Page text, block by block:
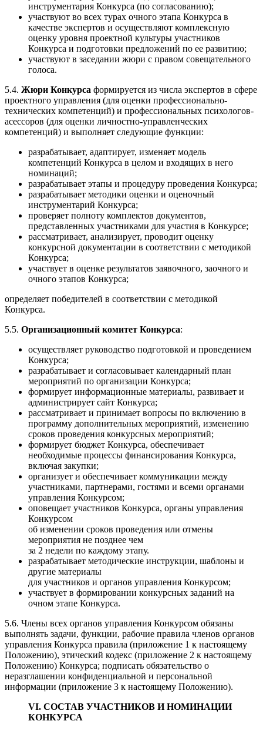
инструментария Конкурса (по согласованию);
участвуют во всех турах очного этапа Конкурса в
качестве экспертов и осуществляют комплексную
оценку уровня проектной культуры участников
Конкурса и подготовки предложений по ее развитию;
участвуют в заседании жюри с правом совещательного
голоса.
5.4. Жюри Конкурса формируется из числа экспертов в сфере
проектного управления (для оценки профессионально-
технических компетенций) и профессиональных психологов-
асессоров (для оценки личностно-управленческих
компетенций) и выполняет следующие функции:
разрабатывает, адаптирует, изменяет модель
компетенций Конкурса в целом и входящих в него
номинаций;
разрабатывает этапы и процедуру проведения Конкурса;
разрабатывает методики оценки и оценочный
инструментарий Конкурса;
проверяет полноту комплектов документов,
представленных участниками для участия в Конкурсе;
рассматривает, анализирует, проводит оценку
конкурсной документации в соответствии с методикой
Конкурса;
участвует в оценке результатов заявочного, заочного и
очного этапов Конкурса;
определяет победителей в соответствии с методикой
Конкурса.
5.5. Организационный комитет Конкурса:
осуществляет руководство подготовкой и проведением
Конкурса;
разрабатывает и согласовывает календарный план
мероприятий по организации Конкурса;
формирует информационные материалы, развивает и
администрирует сайт Конкурса;
рассматривает и принимает вопросы по включению в
программу дополнительных мероприятий, изменению
сроков проведения конкурсных мероприятий;
формирует бюджет Конкурса, обеспечивает
необходимые процессы финансирования Конкурса,
включая закупки;
организует и обеспечивает коммуникации между
участниками, партнерами, гостями и всеми органами
управления Конкурсом;
оповещает участников Конкурса, органы управления
Конкурсом
об изменении сроков проведения или отмены
мероприятия не позднее чем
за 2 недели по каждому этапу.
разрабатывает методические инструкции, шаблоны и
другие материалы
для участников и органов управления Конкурсом;
участвует в формировании конкурсных заданий на
очном этапе Конкурса.
5.6. Члены всех органов управления Конкурсом обязаны
выполнять задачи, функции, рабочие правила членов органов
управления Конкурса правила (приложение 1 к настоящему
Положению), этический кодекс (приложение 2 к настоящему
Положению) Конкурса; подписать обязательство о
неразглашении конфиденциальной и персональной
информации (приложение 3 к настоящему Положению).
VI. СОСТАВ УЧАСТНИКОВ И НОМИНАЦИИ
КОНКУРСА